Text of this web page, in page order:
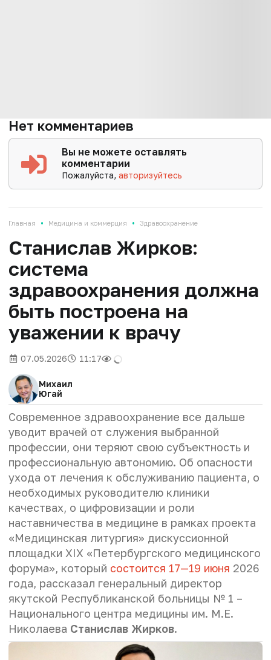
Нет комментариев
Вы не можете оставлять
комментарии
Пожалуйста,авторизуйтесь
Главная • Медицина и коммерция • Здравоохранение
Станислав Жирков:
система
здравоохранения должна
быть построена на
уважении к врачу
07.05.2026 11:17
Михаил
Югай
Современное здравоохранение все дальше
уводит врачей от служения выбранной
профессии, они теряют свою субъектность и
профессиональную автономию. Об опасности
ухода от лечения к обслуживанию пациента, о
необходимых руководителю клиники
качествах, о цифровизации и роли
наставничества в медицине в рамках проекта
«Медицинская литургия» дискуссионной
площадки XIX «Петербургского медицинского
форума», который состоится 17—19 июня 2026
года, рассказал генеральный директор
якутской Республиканской больницы № 1 –
Национального центра медицины им. М.Е.
Николаева Станислав Жирков.